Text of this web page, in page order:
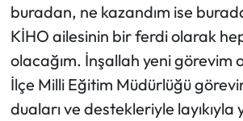
buradan, ne kazandım ise
KİHO ailesinin bir ferdi olarak
olacağım. İnşallah yeni görevim
İlçe Milli Eğitim Müdürlüğü
duaları ve destekleriyle layıkıyla